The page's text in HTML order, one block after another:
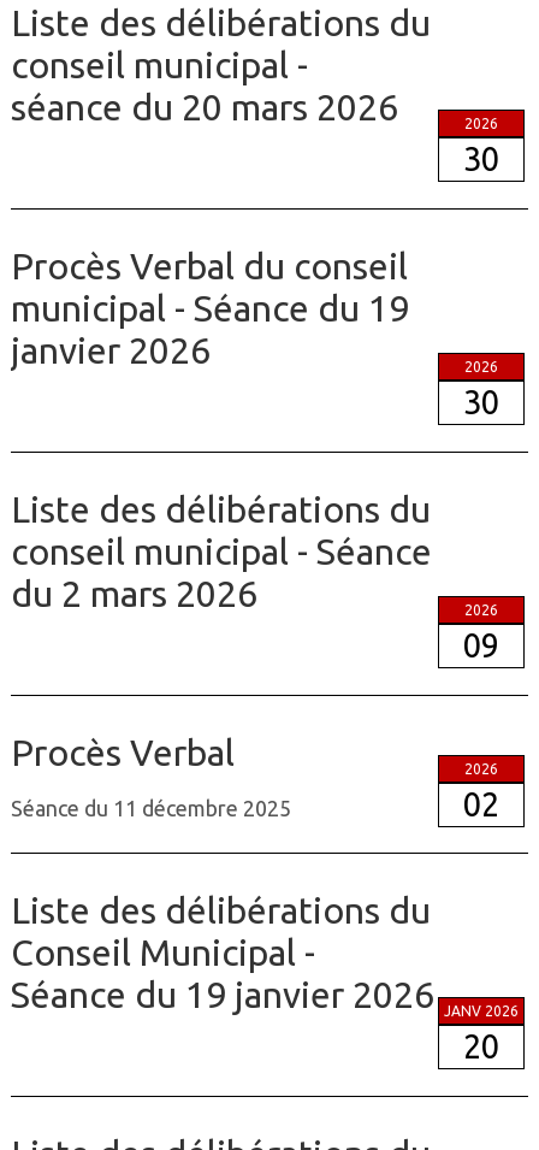
Liste des délibérations du
conseil municipal -
séance du 20 mars 2026
2026
30
Procès Verbal du conseil
municipal - Séance du 19
janvier 2026
2026
30
Liste des délibérations du
conseil municipal - Séance
du 2 mars 2026
2026
09
Procès Verbal
Séance du 11 décembre 2025
2026
02
Liste des délibérations du
Conseil Municipal -
Séance du 19 janvier 2026
JANV 2026
20